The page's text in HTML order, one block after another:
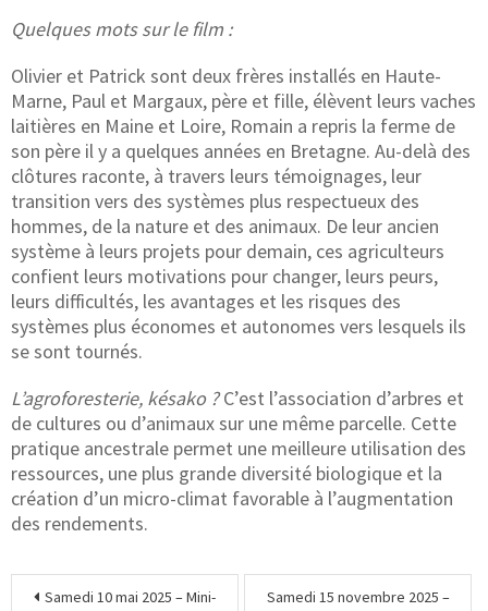
Quelques mots sur le film :
Olivier et Patrick sont deux frères installés en Haute-
Marne, Paul et Margaux, père et fille, élèvent leurs vaches
laitières en Maine et Loire, Romain a repris la ferme de
son père il y a quelques années en Bretagne. Au-delà des
clôtures raconte, à travers leurs témoignages, leur
transition vers des systèmes plus respectueux des
hommes, de la nature et des animaux. De leur ancien
système à leurs projets pour demain, ces agriculteurs
confient leurs motivations pour changer, leurs peurs,
leurs difficultés, les avantages et les risques des
systèmes plus économes et autonomes vers lesquels ils
se sont tournés.
L’agroforesterie, késako ?C’est l’association d’arbres et
de cultures ou d’animaux sur une même parcelle. Cette
pratique ancestrale permet une meilleure utilisation des
ressources, une plus grande diversité biologique et la
création d’un micro-climat favorable à l’augmentation
des rendements.
Samedi 10 mai 2025 – Mini- Samedi 15 novembre 2025 –